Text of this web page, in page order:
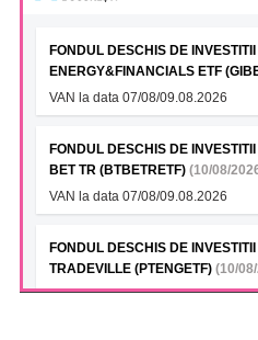
FONDUL DESCHIS DE
ENERGY&FINANCIALS ETF
VAN la data 07/08/09.08.2026
FONDUL DESCHIS DE
BET TR (BTBETRETF) (10/08/
VAN la data 07/08/09.08.2026
FONDUL DESCHIS DE
TRADEVILLE (PTENGETF) (10/
VAN la data 07/08/09.08.2026